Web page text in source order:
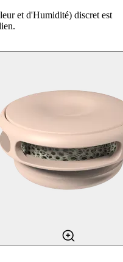
et d'Humidité) discret est